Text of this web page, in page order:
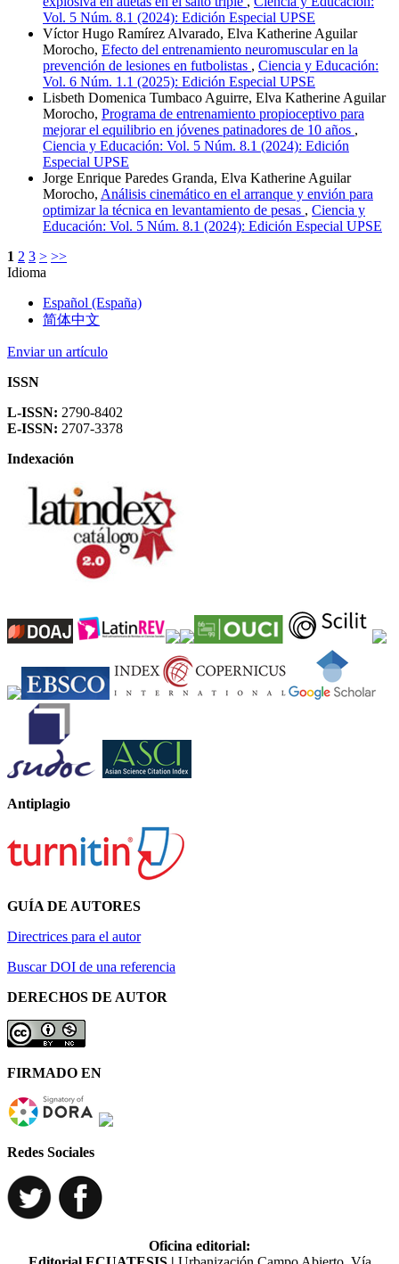
Vol. 5 Núm. 8.1 (2024): Edición Especial UPSE
Víctor Hugo Ramírez Alvarado, Elva Katherine Aguilar
Morocho, Efecto del entrenamiento neuromuscular en la
prevención de lesiones en futbolistas , Ciencia y Educación:
Vol. 6 Núm. 1.1 (2025): Edición Especial UPSE
Lisbeth Domenica Tumbaco Aguirre, Elva Katherine Aguilar
Morocho, Programa de entrenamiento propioceptivo para
mejorar el equilibrio en jóvenes patinadores de 10 años ,
Ciencia y Educación: Vol. 5 Núm. 8.1 (2024): Edición
Especial UPSE
Jorge Enrique Paredes Granda, Elva Katherine Aguilar
Morocho, Análisis cinemático en el arranque y envión para
optimizar la técnica en levantamiento de pesas , Ciencia y
Educación: Vol. 5 Núm. 8.1 (2024): Edición Especial UPSE
1 2 3 > >>
Idioma
Español (España)
简体中文
Enviar un artículo
ISSN
L-ISSN: 2790-8402
E-ISSN: 2707-3378
Indexación
Antiplagio
GUÍA DE AUTORES
Directrices para el autor
Buscar DOI de una referencia
DERECHOS DE AUTOR
FIRMADO EN
Redes Sociales
Oficina editorial: